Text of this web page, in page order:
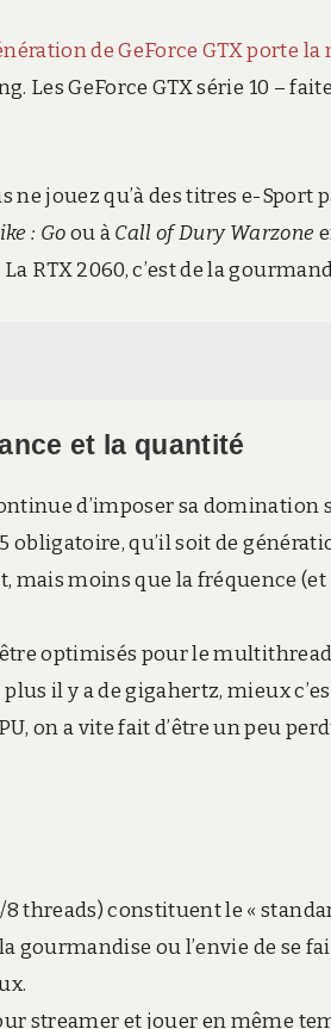
de GeForce GTX porte
Les GeForce GTX série 10 –
jouez qu’à des titres e-Sport
: Goou àCall of Dury Warzone
RTX 2060, c’est de la
et la quantité
d’imposer sa domination
qu’il soit de
moins que la fréquence (et
optimisés pour le
il y a de gigahertz, mieux
on a vite fait d’être un peu
constituent le «
gourmandise ou l’envie de se
streamer et jouer en même